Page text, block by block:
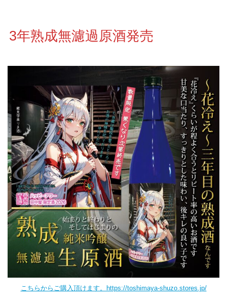
3年熟成無濾過原酒発売
こちらからご購入頂けます。https://toshimaya-shuzo.stores.jp/